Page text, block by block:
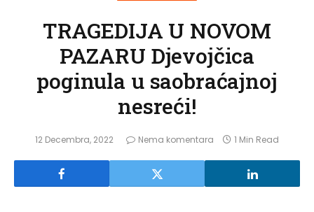
TRAGEDIJA U NOVOM
PAZARU Djevojčica
poginula u saobraćajnoj
nesreći!
12 Decembra, 2022 Nema komentara 1 Min Read